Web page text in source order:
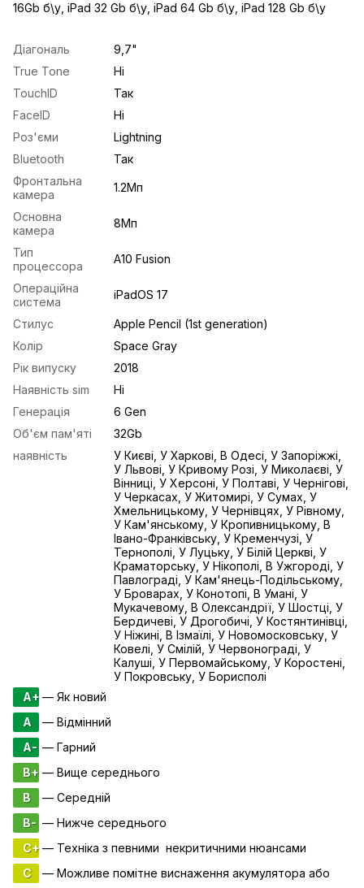
16Gb б\у iPad 32 Gb б\у iPad 64 Gb б\у iPad 128 Gb б\у
Діагональ
9,7"
True Tone
Ні
TouchID
Так
FaceID
Ні
Роз'єми
Lightning
Bluetooth
Так
Фронтальна
камера
1.2Мп
Основна
камера
8Mп
Тип
процессора
A10 Fusion
Операційна
система
iPadOS 17
Стилус
Apple Pencil (1st generation)
Колір
Space Gray
Рік випуску
2018
Наявність sim
Ні
Генерація
6 Gen
Об'єм пам'яті
32Gb
наявність
У Києві, У Харкові, В Одесі, У Запоріжжі,
У Львові, У Кривому Розі, У Миколаєві, У
Вінниці, У Херсоні, У Полтаві, У Чернігові,
У Черкасах, У Житомирі, У Сумах, У
Хмельницькому, У Чернівцях, У Рівному,
У Кам'янському, У Кропивницькому, В
Івано-Франківську, У Кременчузі, У
Тернополі, У Луцьку, У Білій Церкві, У
Краматорську, У Нікополі, В Ужгороді, У
Павлограді, У Кам'янець-Подільському,
У Броварах, У Конотопі, В Умані, У
Мукачевому, В Олександрії, У Шостці, У
Бердичеві, У Дрогобичі, У Костянтинівці,
У Ніжині, В Ізмаїлі, У Новомосковську, У
Ковелі, У Смілій, У Червонограді, У
Калуші, У Первомайському, У Коростені,
У Покровську, У Борисполі
A+— Як новий
A
— Відмінний
A- — Гарний
B+ — Вище середнього
B
— Середній
B- — Нижче середнього
C+— Техніка з певними некритичними нюансами
C
— Можливе помітне виснаження акумулятора або